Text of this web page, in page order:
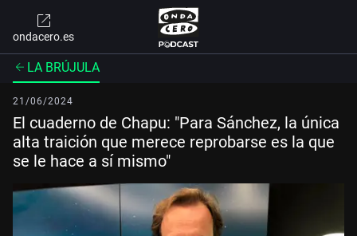
ondacero.es
LA BRÚJULA
21/06/2024
El cuaderno de Chapu: "Para Sánchez, la única
alta traición que merece reprobarse es la que
se le hace a sí mismo"